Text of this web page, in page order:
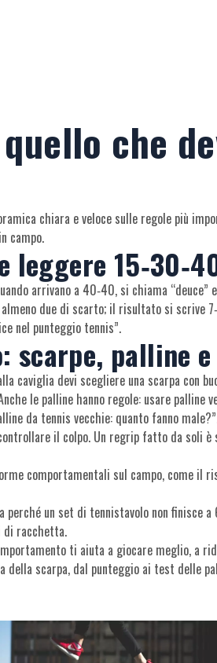
che
chiara e veloce sulle regole più
campo.
arrivano a 40‑40, si chiama
due di scarto; il risultato si scrive
nel punteggio tennis”.
scarpe, palline
caviglia devi scegliere una scarpa con
le palline hanno regole: usare
da tennis vecchie: quanto fanno
il colpo. Un regrip fatto da soli è
comportamentali sul campo, come
perché un set di tennistavolo non
di racchetta.
ti aiuta a giocare meglio, a
scarpa, dal punteggio ai test delle